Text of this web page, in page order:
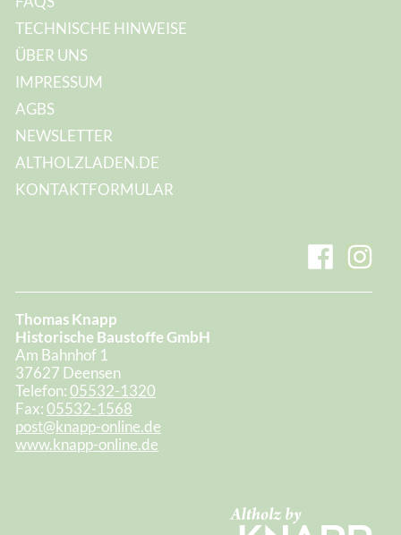
TECHNISCHE HINWEISE
ÜBER UNS
IMPRESSUM
AGBS
NEWSLETTER
ALTHOLZLADEN.DE
KONTAKTFORMULAR
Thomas Knapp
Historische Baustoffe GmbH
Am Bahnhof 1
37627 Deensen
Telefon:05532-1320
Fax:05532-1568
post@knapp-online.de
www.knapp-online.de